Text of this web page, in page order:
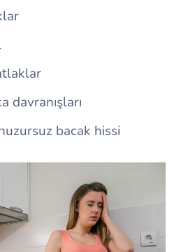
davranışları
bacak hissi